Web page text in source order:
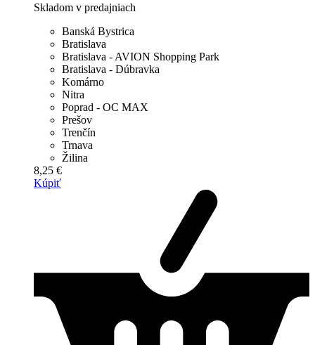
Skladom v predajniach
Banská Bystrica
Bratislava
Bratislava - AVION Shopping Park
Bratislava - Dúbravka
Komárno
Nitra
Poprad - OC MAX
Prešov
Trenčín
Trnava
Žilina
8,25 €
Kúpiť